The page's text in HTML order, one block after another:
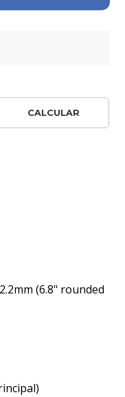
CALCULAR
(6.8" rounded